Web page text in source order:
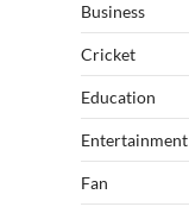
Business
Cricket
Education
Entertainment
Fan